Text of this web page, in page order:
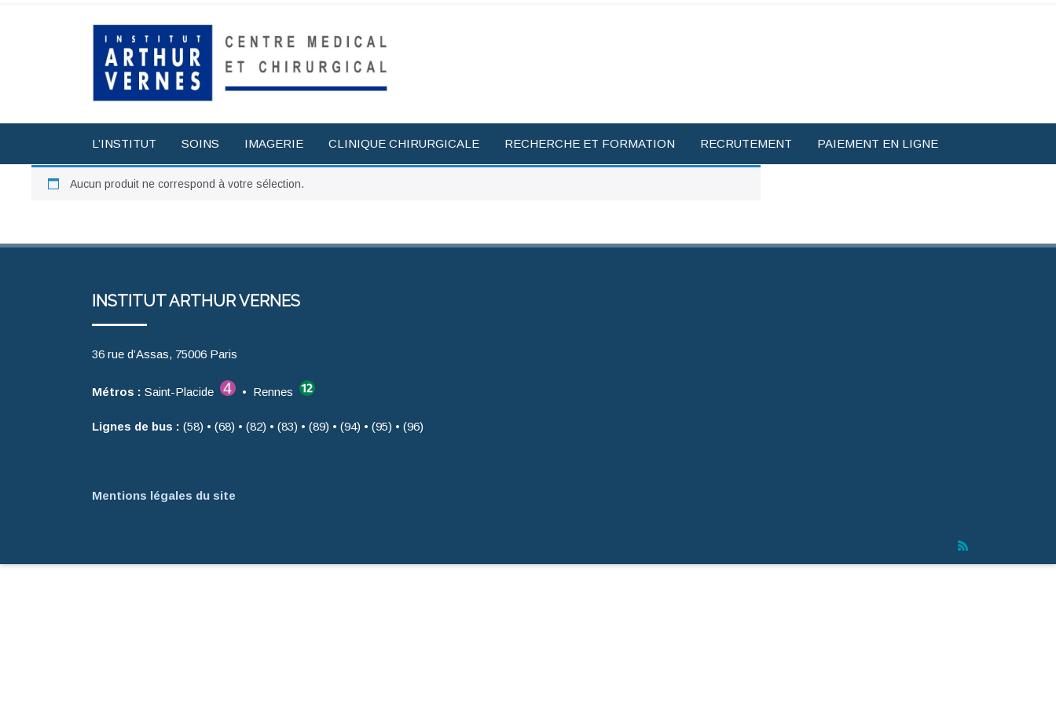
L’INSTITUT SOINS IMAGERIE CLINIQUE CHIRURGICALE RECHERCHE ET FORMATION RECRUTEMENT PAIEMENT EN LIGNE
Aucun produit ne correspond à votre sélection.
INSTITUT ARTHUR VERNES
36 rue d’Assas, 75006 Paris
Métros : Saint-Placide • Rennes
Lignes de bus : (58) • (68) • (82) • (83) • (89) • (94) • (95) • (96)
Mentions légales du site